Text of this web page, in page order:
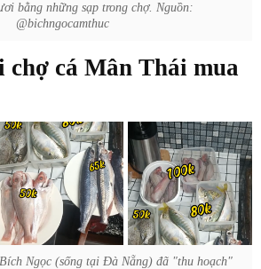
bằng những sạp trong chợ. Nguồn:
@bichngocamthuc
chợ cá Mân Thái mua
Ngọc (sống tại Đà Nẵng) đã "thu hoạch"